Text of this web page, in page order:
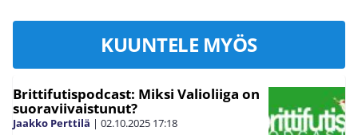
KUUNTELE MYÖS
Brittifutispodcast: Miksi Valioliiga on
suoraviivaistunut?
Jaakko Perttilä | 02.10.2025 17:18